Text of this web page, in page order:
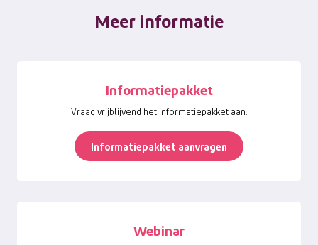
Meer informatie
Informatiepakket
Vraag vrijblijvend het informatiepakket aan.
Informatiepakket aanvragen
Webinar